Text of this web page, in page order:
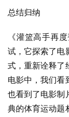
总结归纳
《灌篮高手再
试，它探索了电
式，重新诠释了
电影中，我们看
也看到了电影制
典的体育运动题